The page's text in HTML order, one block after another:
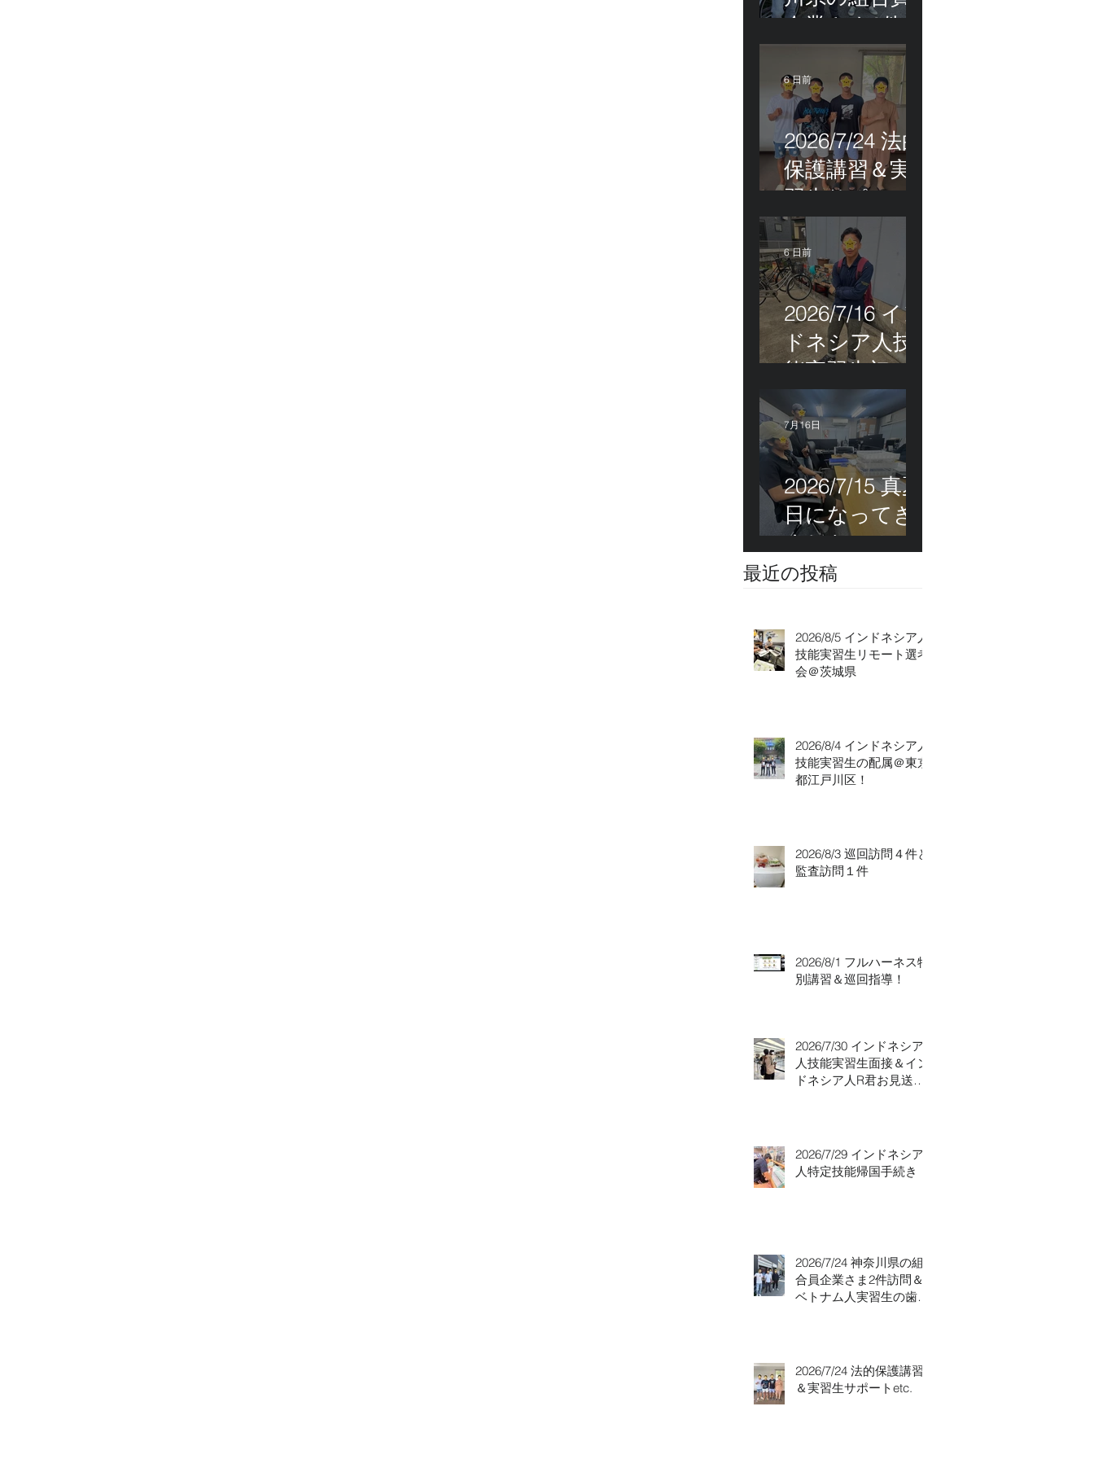
企業さま2件訪
問＆ベトナム
人実習生の歯
科随行
2026/7/24 法的
保護講習＆実
習生サポート
etc.
6 日前
2026/7/16 イン
ドネシア人技
能実習生初級
技能検定＠福
岡
6 日前
2026/7/15 真夏
日になってき
ました！ＣＴ
Ｓの監理日報w
7月16日
最近の投稿
2026/8/5 インドネシア人
技能実習生リモート選考
会＠茨城県
2026/8/4 インドネシア人
技能実習生の配属＠東京
都江戸川区！
2026/8/3 巡回訪問４件と
監査訪問１件
2026/8/1 フルハーネス特
別講習＆巡回指導！
2026/7/30 インドネシア
人技能実習生面接＆イン
ドネシア人R君お見送
2026/7/29 インドネシア
人特定技能帰国手続き！
2026/7/24 神奈川県の組
合員企業さま2件訪問＆
ベトナム人実習生の歯科
2026/7/24 法的保護講習
＆実習生サポートetc.